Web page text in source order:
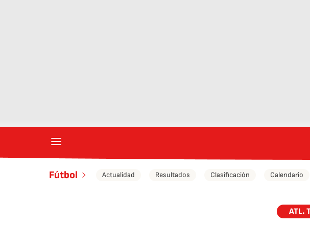
Fútbol Actualidad Resultados Clasificación Calendario
ATL.